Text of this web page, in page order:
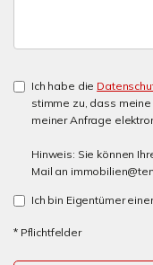
Ich habe die
stimme zu, dass
meiner Anfrage
Hinweis: Sie können
Mail an
Ich bin Eigentümer
* Pflichtfelder